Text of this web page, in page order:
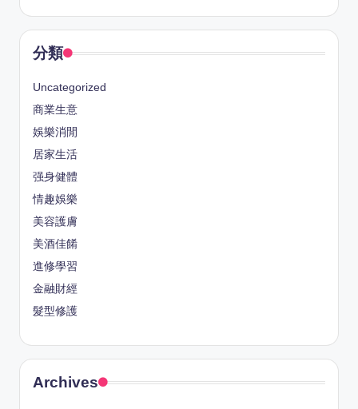
分類
Uncategorized
商業生意
娛樂消閒
居家生活
强身健體
情趣娛樂
美容護膚
美酒佳餚
進修學習
金融財經
髮型修護
Archives